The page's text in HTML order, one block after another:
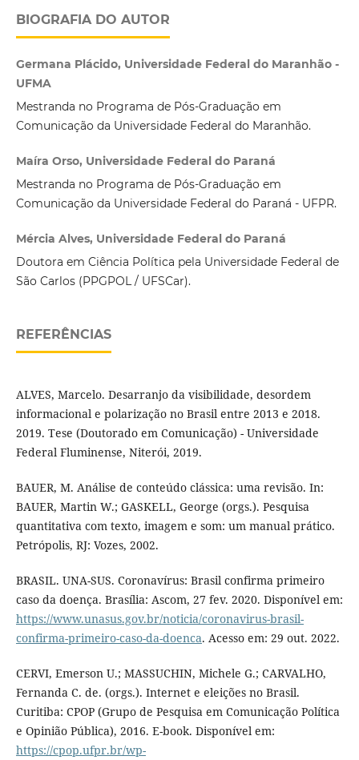
BIOGRAFIA DO AUTOR
Germana Plácido, Universidade Federal do Maranhão -
UFMA
Mestranda no Programa de Pós-Graduação em
Comunicação da Universidade Federal do Maranhão.
Maíra Orso, Universidade Federal do Paraná
Mestranda no Programa de Pós-Graduação em
Comunicação da Universidade Federal do Paraná - UFPR.
Mércia Alves, Universidade Federal do Paraná
Doutora em Ciência Política pela Universidade Federal de
São Carlos (PPGPOL / UFSCar).
REFERÊNCIAS
ALVES, Marcelo. Desarranjo da visibilidade, desordem
informacional e polarização no Brasil entre 2013 e 2018.
2019. Tese (Doutorado em Comunicação) - Universidade
Federal Fluminense, Niterói, 2019.
BAUER, M. Análise de conteúdo clássica: uma revisão. In:
BAUER, Martin W.; GASKELL, George (orgs.). Pesquisa
quantitativa com texto, imagem e som: um manual prático.
Petrópolis, RJ: Vozes, 2002.
BRASIL. UNA-SUS. Coronavírus: Brasil confirma primeiro
caso da doença. Brasília: Ascom, 27 fev. 2020. Disponível em:
https://www.unasus.gov.br/noticia/coronavirus-brasil-
confirma-primeiro-caso-da-doenca. Acesso em: 29 out. 2022.
CERVI, Emerson U.; MASSUCHIN, Michele G.; CARVALHO,
Fernanda C. de. (orgs.). Internet e eleições no Brasil.
Curitiba: CPOP (Grupo de Pesquisa em Comunicação Política
e Opinião Pública), 2016. E-book. Disponível em:
https://cpop.ufpr.br/wp-